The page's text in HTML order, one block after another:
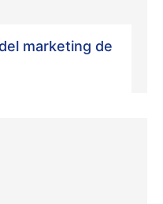
marketing de